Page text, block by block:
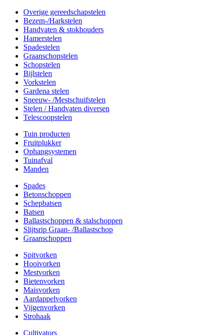
Overige gereedschapstelen
Bezem-/Harkstelen
Handvaten & stokhouders
Hamerstelen
Spadestelen
Graanschopstelen
Schopstelen
Bijlstelen
Vorkstelen
Gardena stelen
Sneeuw- /Mestschuifstelen
Stelen / Handvaten diversen
Telescoopstelen
Tuin producten
Fruitplukker
Ophangsystemen
Tuinafval
Manden
Spades
Betonschoppen
Schepbatsen
Batsen
Ballastschoppen & stalschoppen
Slijtsrip Graan- /Ballastschop
Graanschoppen
Spitvorken
Hooivorken
Mestvorken
Bietenvorken
Maisvorken
Aardappelvorken
Vijgenvorken
Strohaak
Cultivators